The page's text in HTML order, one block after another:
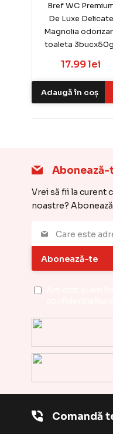
Bref WC
De Luxe Delicate
Magnolia
toaleta
17.99 lei
Adaugă în coș
Comandă
Vrei să fii la curent
noastre?
Abonează-te